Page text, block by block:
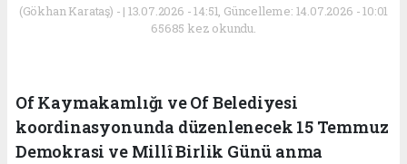
(Gökhan Karataş) - | 13.07.2026 - 14:51, Güncelleme: 14.07.2026 - 10:01
65685 kez okundu.
Of Kaymakamlığı ve Of Belediyesi
koordinasyonunda düzenlenecek 15 Temmuz
Demokrasi ve Millî Birlik Günü anma